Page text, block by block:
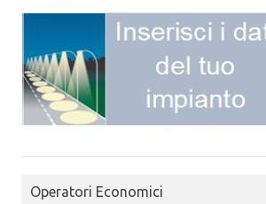
Operatori Economici